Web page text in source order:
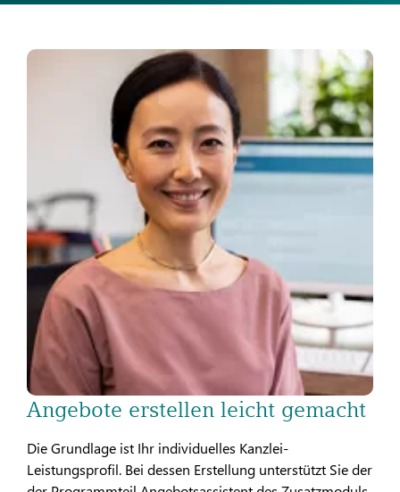
Angebote erstellen leicht gemacht
Die Grundlage ist Ihr individuelles Kanzlei-
Leistungsprofil. Bei dessen Erstellung unterstützt Sie der